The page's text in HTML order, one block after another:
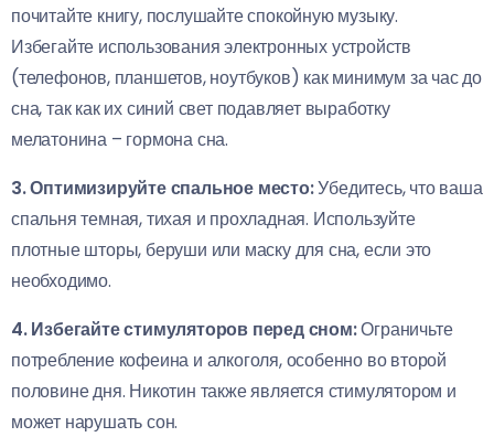
почитайте книгу, послушайте спокойную музыку.
Избегайте использования электронных устройств
(телефонов, планшетов, ноутбуков) как минимум за час до
сна, так как их синий свет подавляет выработку
мелатонина – гормона сна.
3. Оптимизируйте спальное место:Убедитесь, что ваша
спальня темная, тихая и прохладная. Используйте
плотные шторы, беруши или маску для сна, если это
необходимо.
4. Избегайте стимуляторов перед сном:Ограничьте
потребление кофеина и алкоголя, особенно во второй
половине дня. Никотин также является стимулятором и
может нарушать сон.